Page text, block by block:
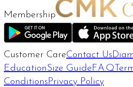
Membership
Customer CareContact Us
EducationSize GuideF.A.Q
ConditionsPrivacy Policy